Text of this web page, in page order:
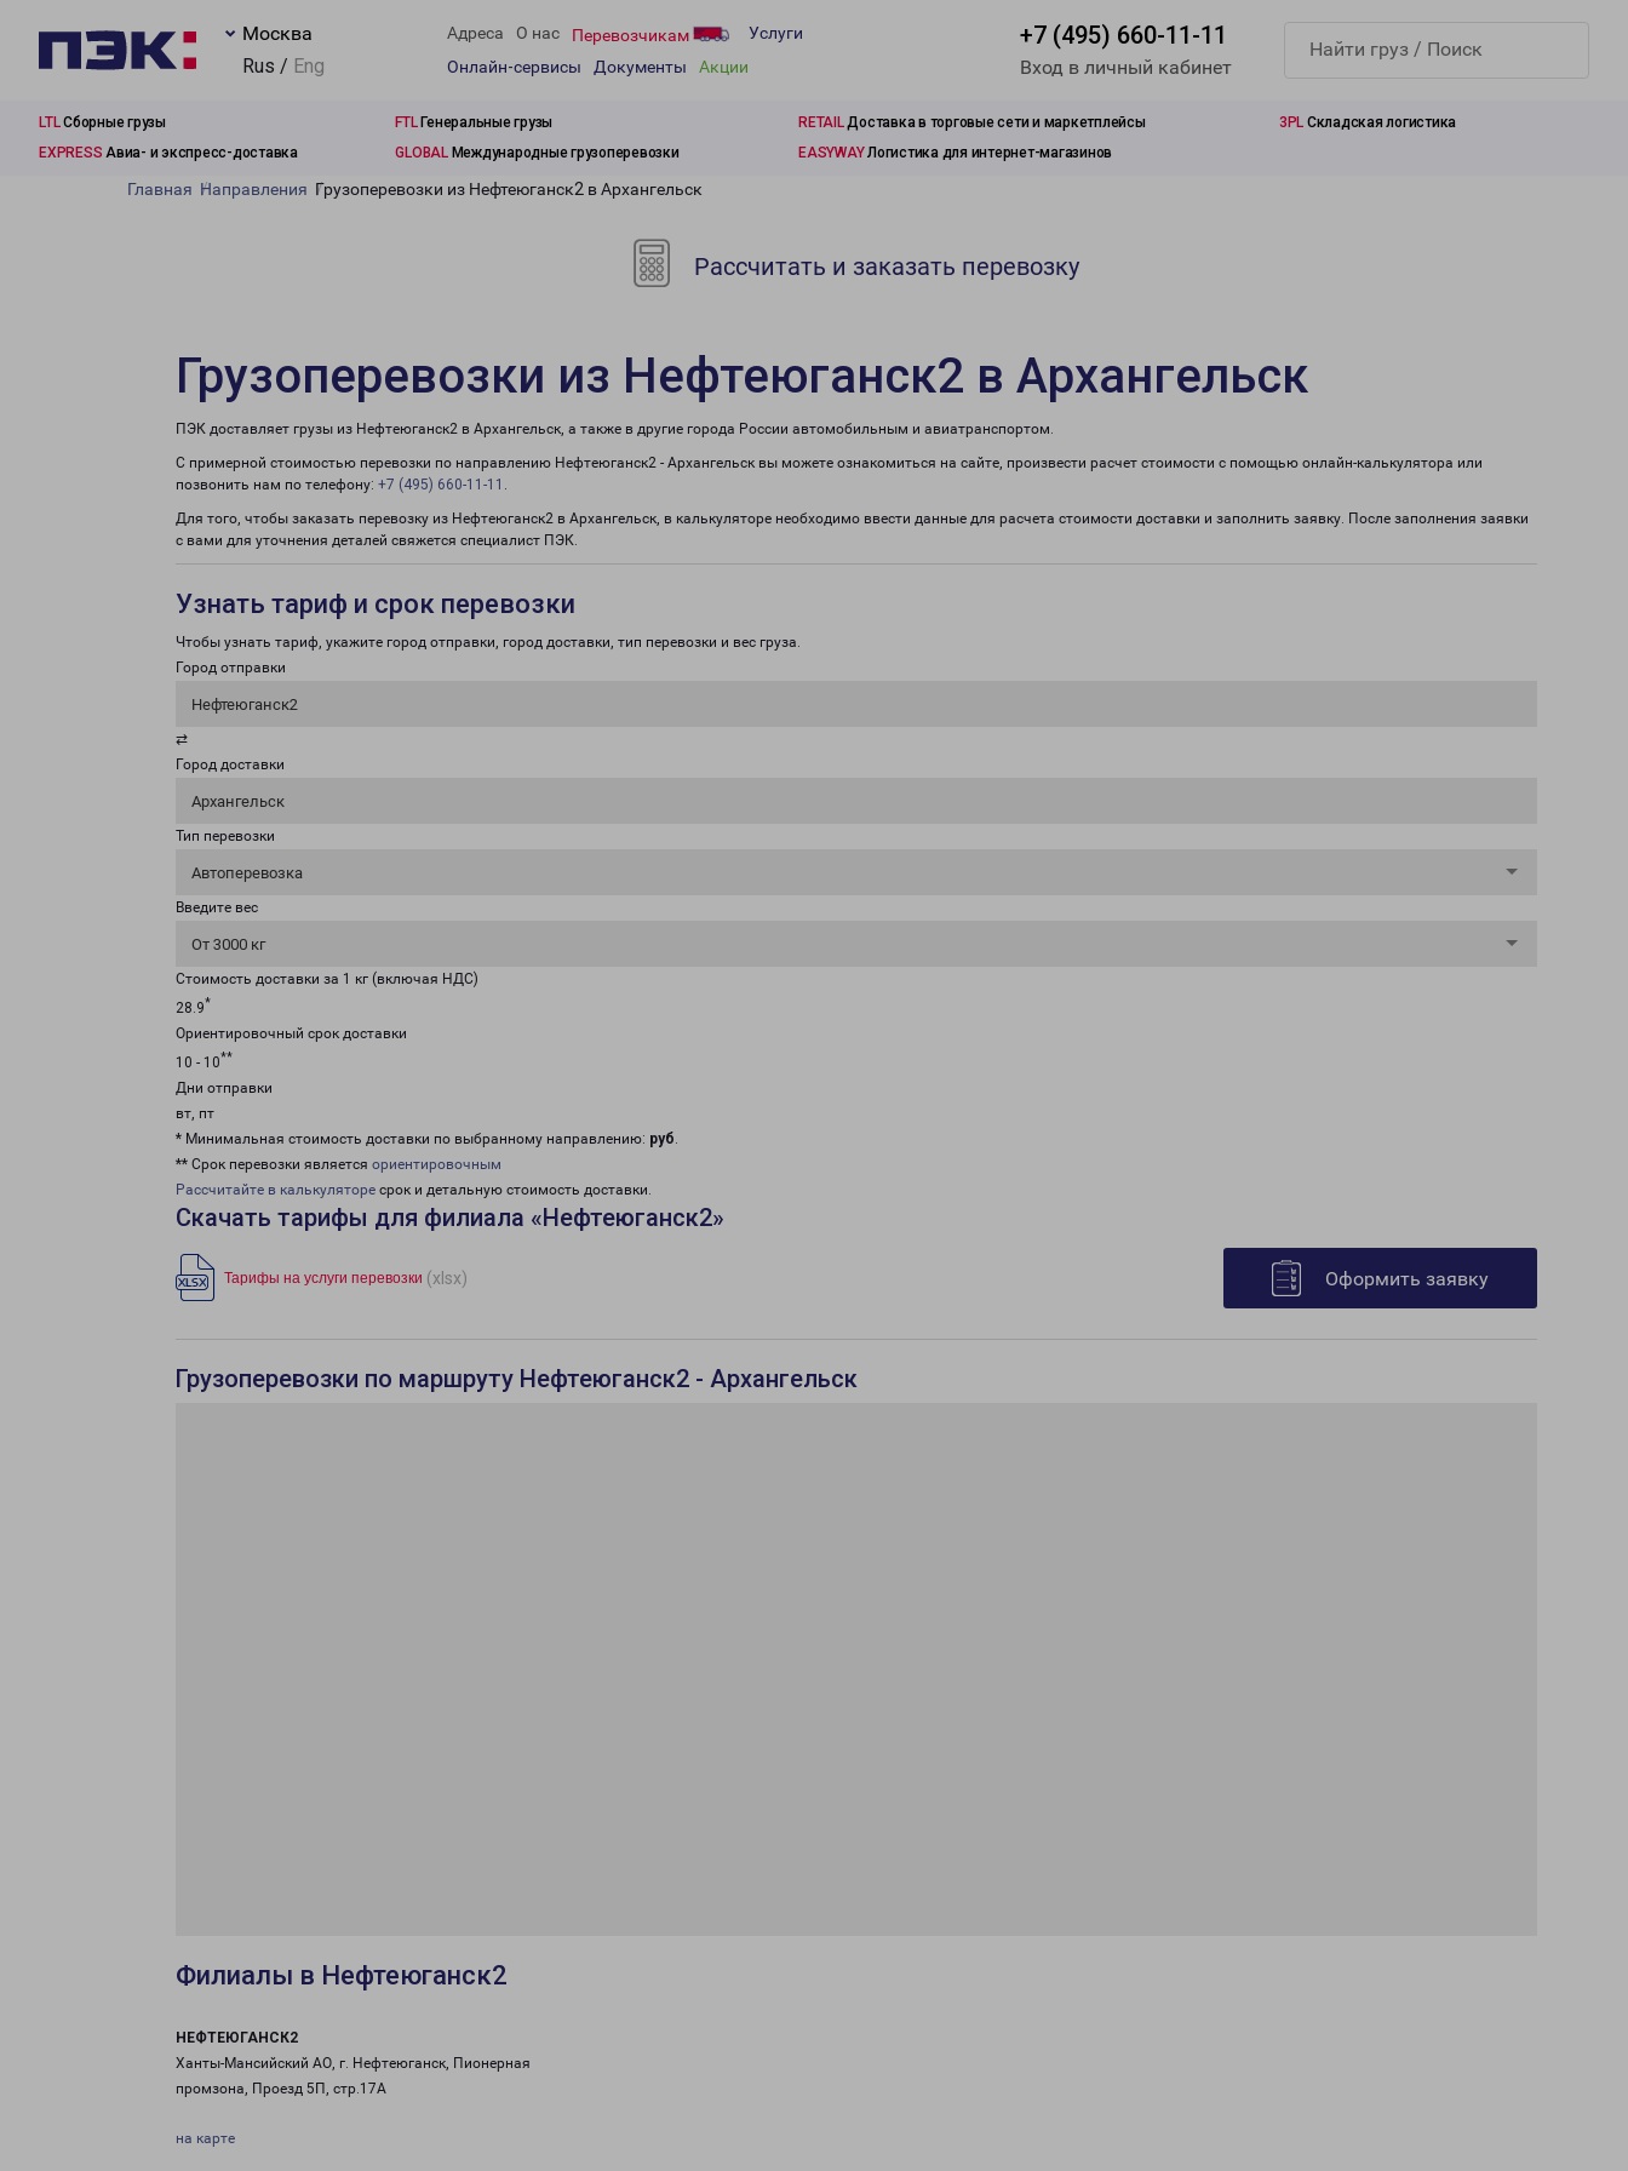
Москва
Rus / Eng
Адреса О нас Перевозчикам
Услуги
Онлайн-сервисы
Документы Акции
+7 (495) 660-11-11
Вход в личный кабинет
LTLСборные грузы FTLГенеральные грузы RETAILДоставка в торговые сети и маркетплейсы 3PL Складская логистика
EXPRESS Авиа- и экспресс-доставка GLOBALМеждународные грузоперевозки EASYWAYЛогистика для интернет-магазинов
Главная Направления Грузоперевозки из Нефтеюганск2 в Архангельск
Рассчитать и заказать перевозку
Грузоперевозки из Нефтеюганск2 в Архангельск
ПЭК доставляет грузы из Нефтеюганск2 в Архангельск, а также в другие города России автомобильным и авиатранспортом.
С примерной стоимостью перевозки по направлению Нефтеюганск2 - Архангельск вы можете ознакомиться на сайте, произвести расчет стоимости с помощью онлайн-калькулятора или
позвонить нам по телефону: +7 (495) 660-11-11 .
Для того, чтобы заказать перевозку из Нефтеюганск2 в Архангельск, в калькуляторе необходимо ввести данные для расчета стоимости доставки и заполнить заявку. После заполнения заявки
с вами для уточнения деталей свяжется специалист ПЭК.
Узнать тариф и срок перевозки
Чтобы узнать тариф, укажите город отправки, город доставки, тип перевозки и вес груза.
Город отправки
Нефтеюганск2
⇄
Город доставки
Архангельск
Тип перевозки
Автоперевозка
Введите вес
От 3000 кг
Стоимость доставки за 1 кг (включая НДС)
28.9*
Ориентировочный срок доставки
10 - 10**
Дни отправки
вт, пт
* Минимальная стоимость доставки по выбранному направлению: руб.
** Срок перевозки является ориентировочным
Рассчитайте в калькуляторе срок и детальную стоимость доставки.
Скачать тарифы для филиала «Нефтеюганск2»
Тарифы на услуги перевозки (xlsx) Оформить заявку
Грузоперевозки по маршруту Нефтеюганск2 - Архангельск
Филиалы в Нефтеюганск2
НЕФТЕЮГАНСК2
Ханты-Мансийский АО, г. Нефтеюганск, Пионерная
промзона, Проезд 5П, стр.17А
на карте